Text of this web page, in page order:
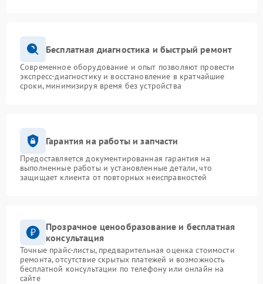
Бесплатная диагностика и быстрый ремонт
Современное оборудование и опыт позволяют провести
экспресс-диагностику и восстановление в кратчайшие
сроки, минимизируя время без устройства
Гарантия на работы и запчасти
Предоставляется документированная гарантия на
выполненные работы и установленные детали, что
защищает клиента от повторных неисправностей
Прозрачное ценообразование и бесплатная
консультация
Точные прайс-листы, предварительная оценка стоимости
ремонта, отсутствие скрытых платежей и возможность
бесплатной консультации по телефону или онлайн на
сайте